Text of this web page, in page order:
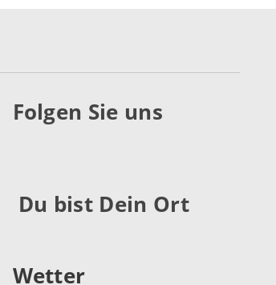
Folgen Sie uns
Du bist Dein Ort
Wetter